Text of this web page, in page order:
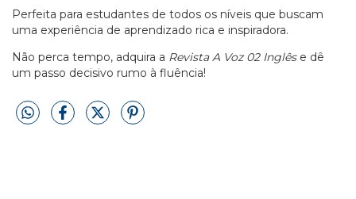
Perfeita para estudantes de todos os níveis que buscam
uma experiência de aprendizado rica e inspiradora.
Não perca tempo, adquira a Revista A Voz 02 Inglêse dê
um passo decisivo rumo à fluência!